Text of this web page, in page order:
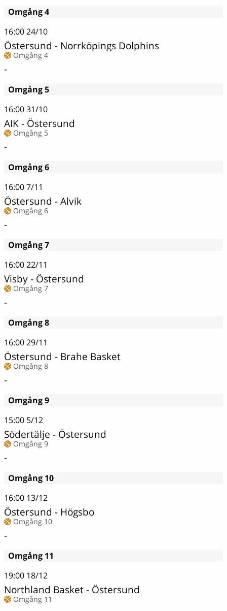
Omgång 4
16:0024/10
Östersund - Norrköpings Dolphins
Omgång 4
-
Omgång 5
16:0031/10
AIK - Östersund
Omgång 5
-
Omgång 6
16:007/11
Östersund - Alvik
Omgång 6
-
Omgång 7
16:0022/11
Visby - Östersund
Omgång 7
-
Omgång 8
16:0029/11
Östersund - Brahe Basket
Omgång 8
-
Omgång 9
15:00 5/12
Södertälje - Östersund
Omgång 9
-
Omgång 10
16:00 13/12
Östersund - Högsbo
Omgång 10
-
Omgång 11
19:00 18/12
Northland Basket - Östersund
Omgång 11